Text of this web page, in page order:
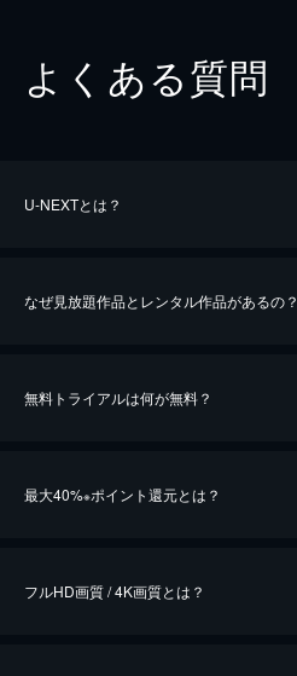
よくある質問
U-NEXTとは？
なぜ見放題作品とレンタル作品があるの？
無料トライアルは何が無料？
最大40%※ポイント還元とは？
フルHD画質 / 4K画質とは？